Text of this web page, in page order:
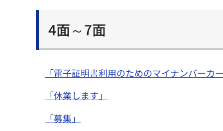
4面～7面
「電子証明書利用のためのマイナンバーカ
「休業します」
「募集」